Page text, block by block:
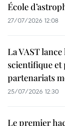
École
27/07/2026 12:08
La VAST
scientifique et
partenariats
25/07/2026 12:30
Le premier